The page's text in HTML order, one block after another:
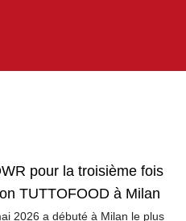
pour la troisième fois
TUTTOFOOD à Milan
2026 a débuté à Milan le plus